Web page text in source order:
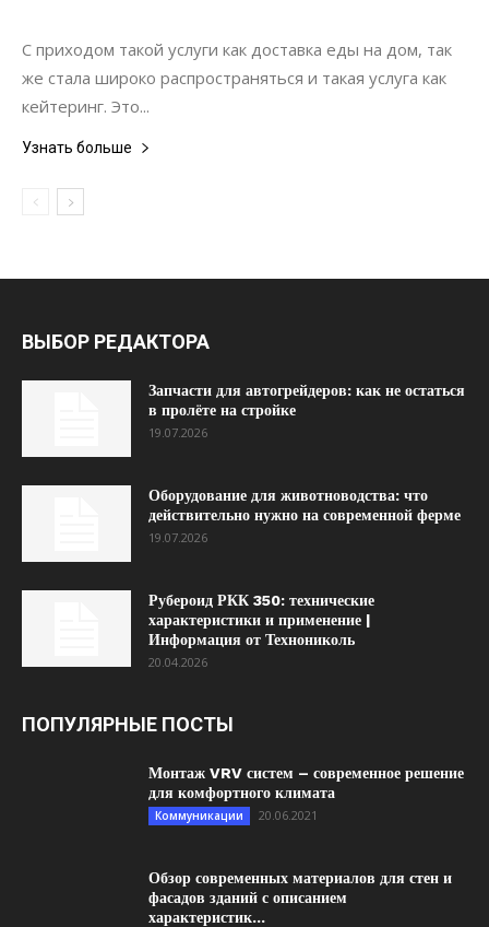
С приходом такой услуги как доставка еды на дом, так
же стала широко распространяться и такая услуга как
кейтеринг. Это...
Узнать больше
ВЫБОР РЕДАКТОРА
Запчасти для автогрейдеров: как не остаться
в пролёте на стройке
19.07.2026
Оборудование для животноводства: что
действительно нужно на современной ферме
19.07.2026
Рубероид РКК 350: технические
характеристики и применение |
Информация от Технониколь
20.04.2026
ПОПУЛЯРНЫЕ ПОСТЫ
Монтаж VRV систем – современное решение
для комфортного климата
Коммуникации 20.06.2021
Обзор современных материалов для стен и
фасадов зданий с описанием
характеристик...